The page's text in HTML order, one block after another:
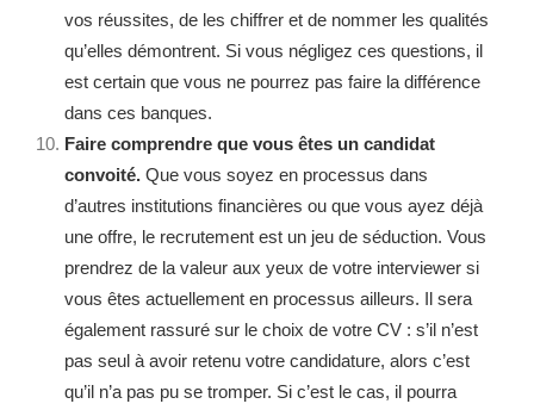
vos réussites, de les chiffrer et de nommer les qualités
qu’elles démontrent. Si vous négligez ces questions, il
est certain que vous ne pourrez pas faire la différence
dans ces banques.
Faire comprendre que vous êtes un candidat
convoité. Que vous soyez en processus dans
d’autres institutions financières ou que vous ayez déjà
une offre, le recrutement est un jeu de séduction. Vous
prendrez de la valeur aux yeux de votre interviewer si
vous êtes actuellement en processus ailleurs. Il sera
également rassuré sur le choix de votre CV : s’il n’est
pas seul à avoir retenu votre candidature, alors c’est
qu’il n’a pas pu se tromper. Si c’est le cas, il pourra